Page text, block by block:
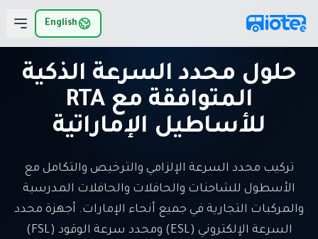
English
حلول محدد السرعة الذكية
المتوافقة مع RTA
للأساطيل الإماراتية
تركيب محدد السرعة الإلزامي والترخيص والتكامل مع
الأسطول للشاحنات والحافلات والحافلات المدرسية
والمركبات التجارية في جميع أنحاء الإمارات. أجهزة محدد
السرعة الإلكتروني (ESL) ومحدد سرعة الوقود (FSL)